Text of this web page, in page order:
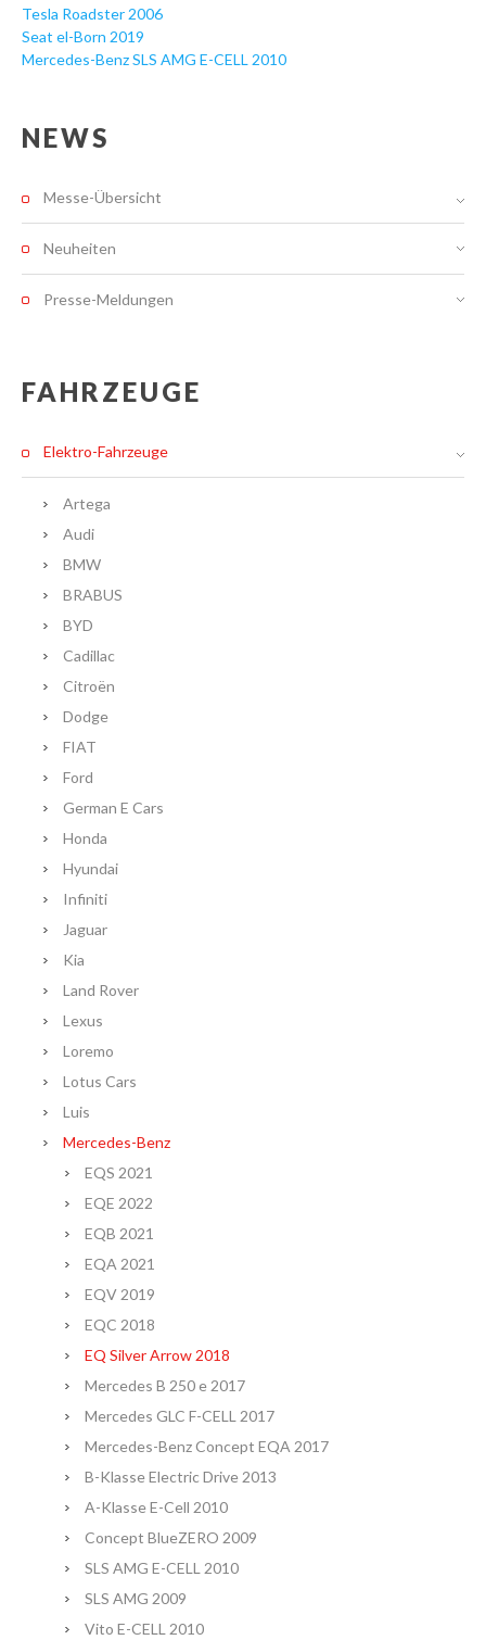
Tesla Roadster 2006
Seat el-Born 2019
Mercedes-Benz SLS AMG E-CELL 2010
NEWS
Messe-Übersicht
Neuheiten
Presse-Meldungen
FAHRZEUGE
Elektro-Fahrzeuge
Artega
Audi
BMW
BRABUS
BYD
Cadillac
Citroën
Dodge
FIAT
Ford
German E Cars
Honda
Hyundai
Infiniti
Jaguar
Kia
Land Rover
Lexus
Loremo
Lotus Cars
Luis
Mercedes-Benz
EQS 2021
EQE 2022
EQB 2021
EQA 2021
EQV 2019
EQC 2018
EQ Silver Arrow 2018
Mercedes B 250 e 2017
Mercedes GLC F-CELL 2017
Mercedes-Benz Concept EQA 2017
B-Klasse Electric Drive 2013
A-Klasse E-Cell 2010
Concept BlueZERO 2009
SLS AMG E-CELL 2010
SLS AMG 2009
Vito E-CELL 2010